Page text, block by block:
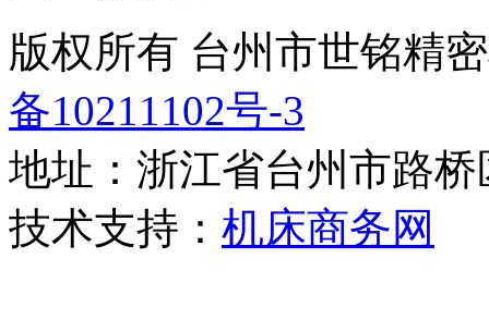
版权所有 台州市世铭精
备10211102号-3
地址：浙江省台州市路
技术支持： 机床商务网